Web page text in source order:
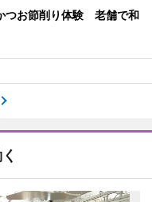
つお節削り体験 老舗で和